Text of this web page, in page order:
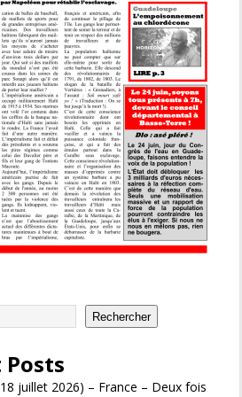
Rechercher
Posts
juillet 2026) – France – Deux fois